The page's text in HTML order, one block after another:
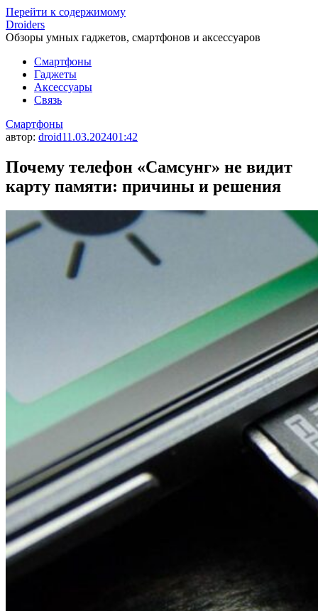
Перейти к содержимому
Droiders
Обзоры умных гаджетов, смартфонов и аксессуаров
Смартфоны
Гаджеты
Аксессуары
Связь
Смартфоны
автор: droid11.03.202401:42
Почему телефон «Самсунг» не видит
карту памяти: причины и решения